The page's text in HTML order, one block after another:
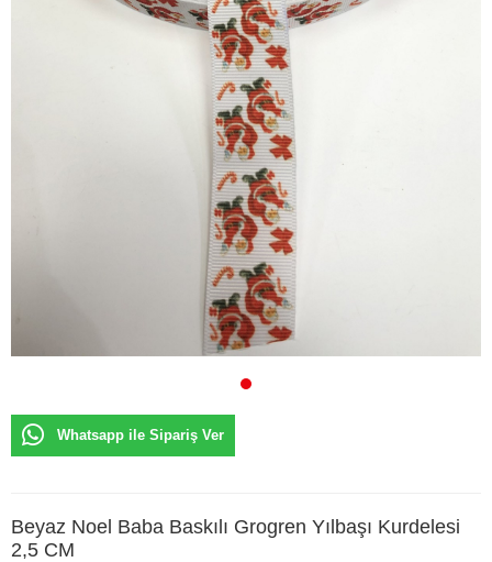
Whatsapp ile Sipariş Ver
Beyaz Noel Baba Baskılı Grogren Yılbaşı Kurdelesi
2,5 CM